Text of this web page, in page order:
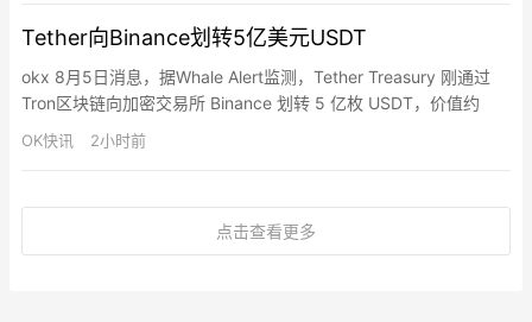
Tether向Binance划转5亿美元USDT
okx 8月5日消息，据Whale Alert监测，Tether Treasury 刚通过
Tron区块链向加密交易所 Binance 划转 5 亿枚 USDT，价值约
4.998 亿美元。
OK快讯 2小时前
点击查看更多